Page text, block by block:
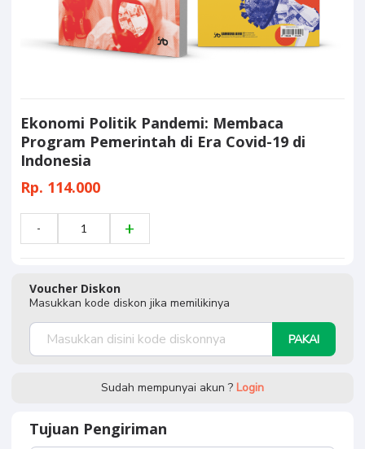
Ekonomi Politik Pandemi: Membaca
Program Pemerintah di Era Covid-19 di
Indonesia
Rp. 114.000
Voucher Diskon
Masukkan kode diskon jika memilikinya
PAKAI
Sudah mempunyai akun ? Login
Tujuan Pengiriman